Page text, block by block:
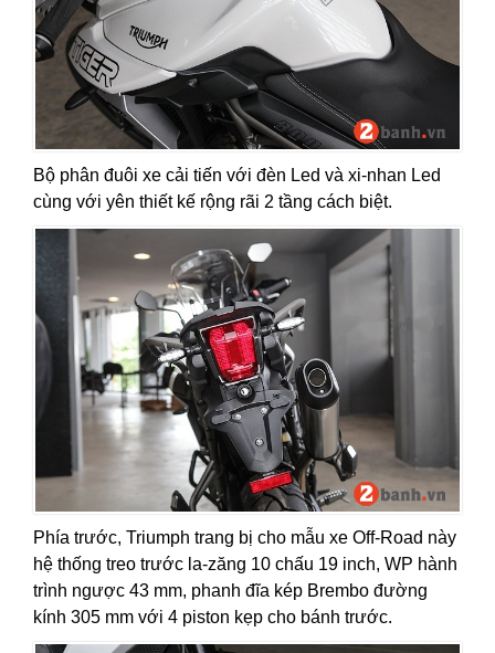
Bộ phân đuôi xe cải tiến với đèn Led và xi-nhan Led
cùng với yên thiết kế rộng rãi 2 tầng cách biệt.
Phía trước, Triumph trang bị cho mẫu xe Off-Road này
hệ thống treo trước la-zăng 10 chấu 19 inch, WP hành
trình ngược 43 mm, phanh đĩa kép Brembo đường
kính 305 mm với 4 piston kẹp cho bánh trước.